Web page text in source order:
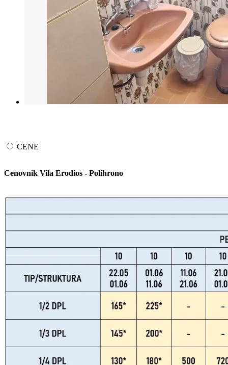
CENE
Cenovnik Vila Erodios - Polihrono